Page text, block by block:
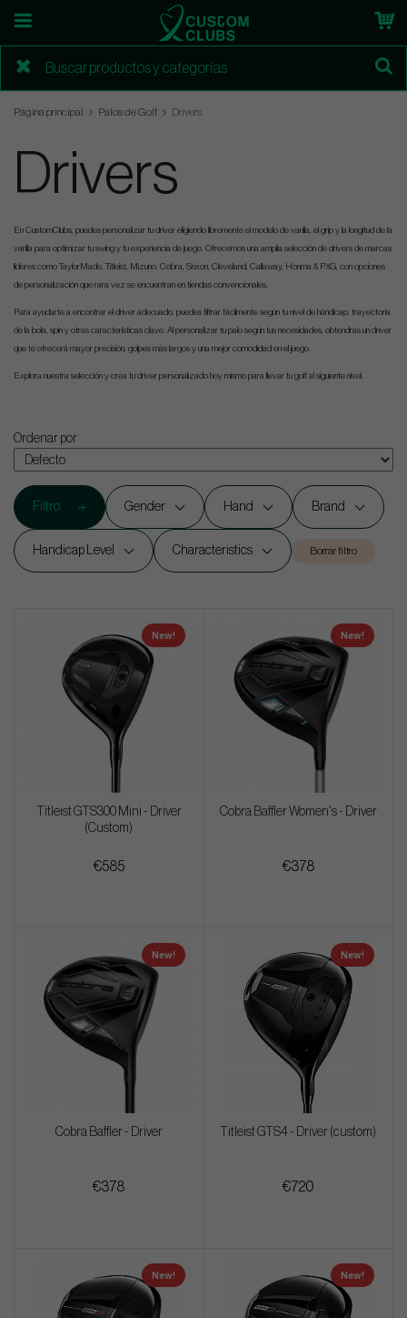
Página principal Palos de Golf Drivers
Drivers
En CustomClubs, puedes personalizar tu driver eligiendo libremente el modelo de varilla, el grip y la longitud de la
varilla para optimizar tu swing y tu experiencia de juego. Ofrecemos una amplia selección de drivers de marcas
líderes como TaylorMade, Titleist, Mizuno, Cobra, Srixon, Cleveland, Callaway, Honma & PXG, con opciones
de personalización que rara vez se encuentran en tiendas convencionales.
Para ayudarte a encontrar el driver adecuado, puedes filtrar fácilmente según tu nivel de hándicap, trayectoria
de la bola, spin y otras características clave. Al personalizar tu palo según tus necesidades, obtendrás un driver
que te ofrecerá mayor precisión, golpes más largos y una mejor comodidad en el juego.
Explora nuestra selección y crea tu driver personalizado hoy mismo para llevar tu golf al siguiente nivel.
Ordenar por
Filtro Gender Hand Brand
Handicap Level Characteristics Borrar filtro
New!
Titleist GTS300 Mini - Driver
(Custom)
€585
New!
Cobra Baffler Women's - Driver
€378
New!
Cobra Baffler - Driver
€378
New!
Titleist GTS4 - Driver (custom)
€720
New! New!